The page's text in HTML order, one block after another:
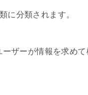
に分類されます。
ザーが情報を求めて